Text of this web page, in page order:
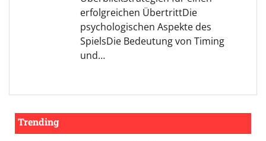
erfolgreichen ÜbertrittDie
psychologischen Aspekte des
SpielsDie Bedeutung von Timing
und…
Trending